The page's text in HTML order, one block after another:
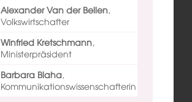
Alexander Van der Bellen,
Volkswirtschafter
Winfried Kretschmann,
Ministerpräsident
Barbara Blaha,
Kommunikationswissenschafterin